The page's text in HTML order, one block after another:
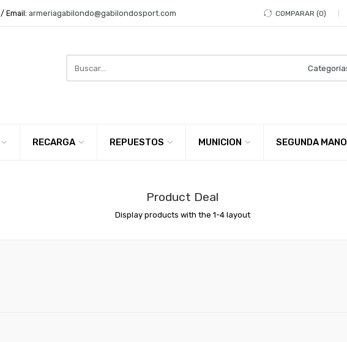
/ Email: armeriagabilondo@gabilondosport.com COMPARAR 0
here
RECARGA REPUESTOS MUNICION SEGUNDA MANO
Product Deal
Display products with the 1-4 layout